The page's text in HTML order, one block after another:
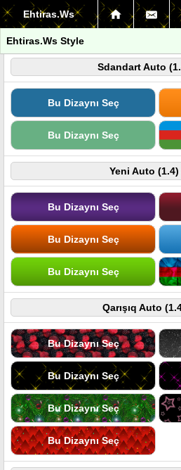
Ehtiras.Ws
Ehtiras.Ws Style
Sdandart Auto
Bu Dizaynı Seç
Bu Dizaynı Seç
Yeni Auto
Bu Dizaynı Seç
Bu Dizaynı Seç
Bu Dizaynı Seç
Qarışıq Auto
Bu Dizaynı Seç
Bu Dizaynı Seç
Bu Dizaynı Seç
Bu Dizaynı Seç